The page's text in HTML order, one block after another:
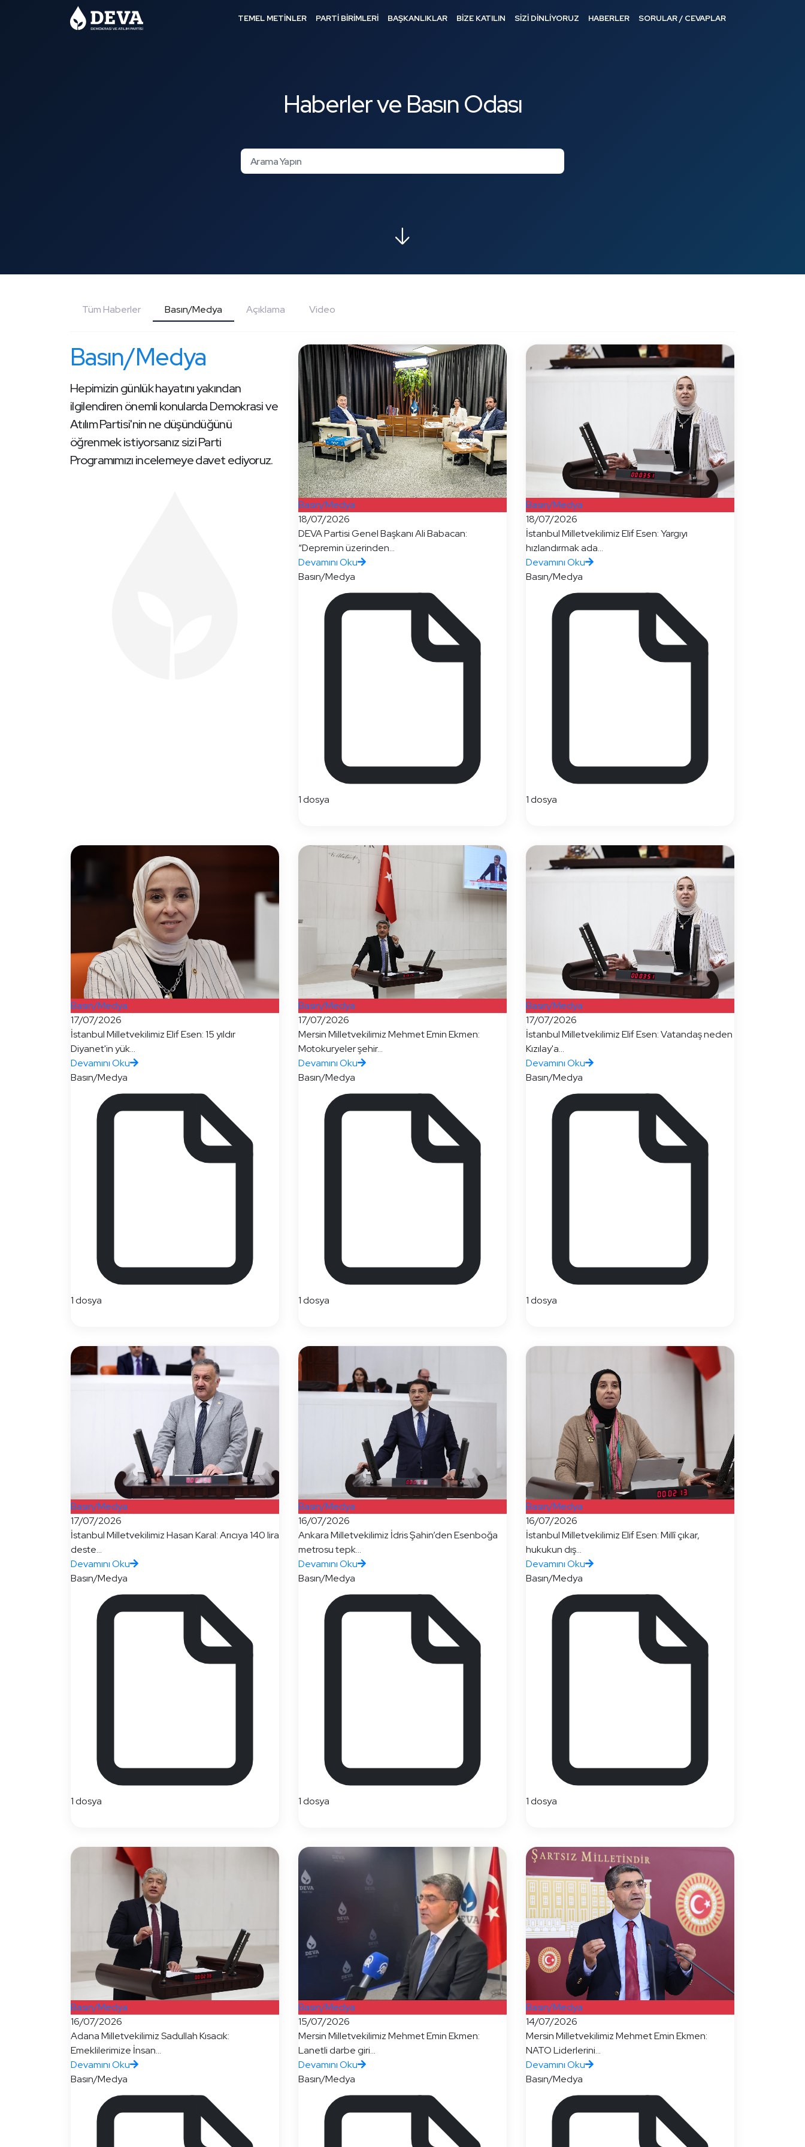
TEMEL METİNLER PARTİ BİRİMLERİ BAŞKANLIKLAR BİZE KATILIN SİZİ DİNLİYORUZ HABERLER SORULAR / CEVAPLAR
Haberler ve Basın Odası
Tüm Haberler Basın/Medya Açıklama Video
Basın/Medya
Hepimizin günlük hayatını yakından
ilgilendiren önemli konularda Demokrasi ve
Atılım Partisi'nin ne düşündüğünü
öğrenmek istiyorsanız sizi Parti
Programımızı incelemeye davet ediyoruz.
Basın/Medya
18/07/2026
DEVA Partisi Genel Başkanı Ali Babacan:
“Depremin üzerinden...
Devamını Oku
Basın/Medya
1 dosya
Basın/Medya
18/07/2026
İstanbul Milletvekilimiz Elif Esen: Yargıyı
hızlandırmak ada...
Devamını Oku
Basın/Medya
1 dosya
Basın/Medya
17/07/2026
İstanbul Milletvekilimiz Elif Esen: 15 yıldır
Diyanet'in yük...
Devamını Oku
Basın/Medya
1 dosya
Basın/Medya
17/07/2026
Mersin Milletvekilimiz Mehmet Emin Ekmen:
Motokuryeler şehir...
Devamını Oku
Basın/Medya
1 dosya
Basın/Medya
17/07/2026
İstanbul Milletvekilimiz Elif Esen: Vatandaş neden
Kızılay'a...
Devamını Oku
Basın/Medya
1 dosya
Basın/Medya
17/07/2026
İstanbul Milletvekilimiz Hasan Karal: Arıcıya 140 lira
deste...
Devamını Oku
Basın/Medya
1 dosya
Basın/Medya
16/07/2026
Ankara Milletvekilimiz İdris Şahin’den Esenboğa
metrosu tepk...
Devamını Oku
Basın/Medya
1 dosya
Basın/Medya
16/07/2026
İstanbul Milletvekilimiz Elif Esen: Millî çıkar,
hukukun dış...
Devamını Oku
Basın/Medya
1 dosya
Basın/Medya
16/07/2026
Adana Milletvekilimiz Sadullah Kısacık:
Emeklilerimize İnsan...
Devamını Oku
Basın/Medya
Basın/Medya
15/07/2026
Mersin Milletvekilimiz Mehmet Emin Ekmen:
Lanetli darbe giri...
Devamını Oku
Basın/Medya
Basın/Medya
14/07/2026
Mersin Milletvekilimiz Mehmet Emin Ekmen:
NATO Liderlerini...
Devamını Oku
Basın/Medya